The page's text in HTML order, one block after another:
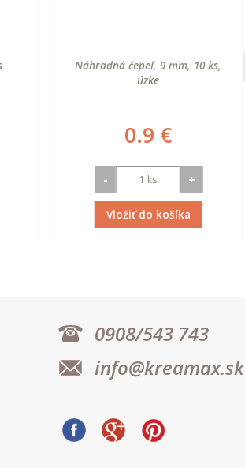
Náhradná čepeľ, 9 mm, 10 ks,
úzke
0.9 €
- +
Vložiť do košíka
0908/543 743
info@kreamax.sk